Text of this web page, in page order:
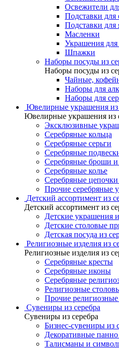
Освежители
Подставки для
Подставки для
Масленки
Украшения для
Шпажки
Наборы посуды из
Наборы посуды из
Чайные,
Наборы для
Наборы для
Ювелирные украшения из
Ювелирные украшения из
Эксклюзивные
Серебряные кольца
Серебряные серьги
Серебряные
Серебряные броши и
Серебряные колье
Серебряные
Прочие серебряные
Детский ассортимент из
Детский ассортимент из
Детские украшения
Детские столовые
Детская посуда из
Религиозные изделия из
Религиозные изделия из
Серебряные кресты
Серебряные иконы
Серебряные
Религиозные
Прочие религиозные
Сувениры из серебра
Сувениры из серебра
Бизнес-сувениры из
Декоративные панно
Талисманы и